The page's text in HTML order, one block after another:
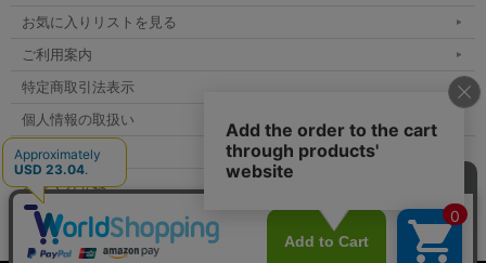
お気に入りリストを見る
ご利用案内
特定商取引法表示
個人情報の取扱い
サイトマップ
メルマガ登録
お問い合わせ